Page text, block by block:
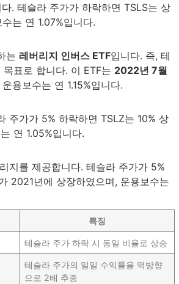
. 테슬라 주가가 하락하면 TSLS는 상
는 연 1.07%입니다.
는 레버리지 인버스 ETF입니다. 즉, 테
표로 합니다. 이 ETF는 2022년 7월
용보수는 연 1.15%입니다.
주가가 5% 하락하면 TSLZ는 10% 상
연 1.05%입니다.
지를 제공합니다. 테슬라 주가가 5%
2021년에 상장하였으며, 운용보수는
특징
테슬라 주가 하락 시 동일 비율로 상승
테슬라 주가의 일일 수익률을 역방향
으로 2배 추종